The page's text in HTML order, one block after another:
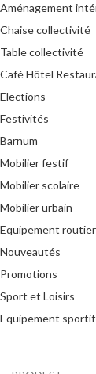
Aménagement
Chaise collectivité
Table collectivité
Café Hôtel
Elections
Festivités
Barnum
Mobilier festif
Mobilier scolaire
Mobilier urbain
Equipement routier
Nouveautés
Promotions
Sport et Loisirs
Equipement sportif